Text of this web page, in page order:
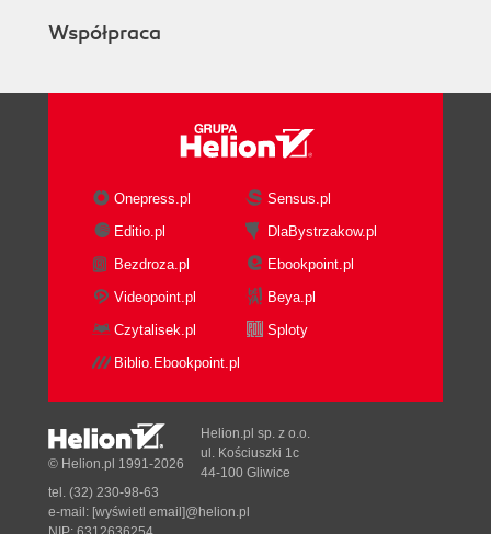
Współpraca
Onepress.pl
Sensus.pl
Editio.pl
DlaBystrzakow.pl
Bezdroza.pl
Ebookpoint.pl
Videopoint.pl
Beya.pl
Czytalisek.pl
Sploty
Biblio.Ebookpoint.pl
© Helion.pl 1991-2026
Helion.pl sp. z o.o.
ul. Kościuszki 1c
44-100 Gliwice
tel. (32) 230-98-63
e-mail: [wyświetl email]@helion.pl